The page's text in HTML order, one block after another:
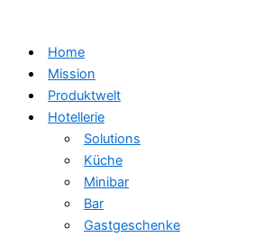
Home
Mission
Produktwelt
Hotellerie
Solutions
Küche
Minibar
Bar
Gastgeschenke